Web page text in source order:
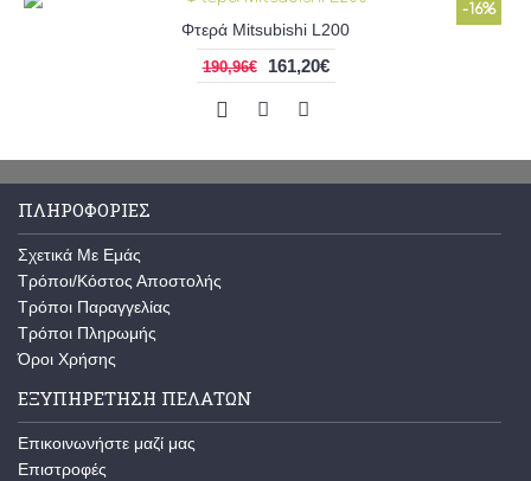
-16%
Φτερά Mitsubishi L200
190,96€ 161,20€
ΠΛΗΡΟΦΟΡΊΕΣ
Σχετικά Με Εμάς
Τρόποι/Κόστος Αποστολής
Τρόποι Παραγγελίας
Τρόποι Πληρωμής
Όροι Χρήσης
ΕΞΥΠΗΡΈΤΗΣΗ ΠΕΛΑΤΏΝ
Επικοινωνήστε μαζί μας
Επιστροφές